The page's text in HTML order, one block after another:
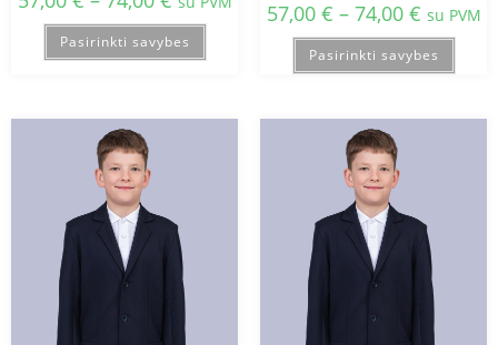
Pasirinkti savybes
57,00 € – 74,00 € su PVM
Pasirinkti savybes